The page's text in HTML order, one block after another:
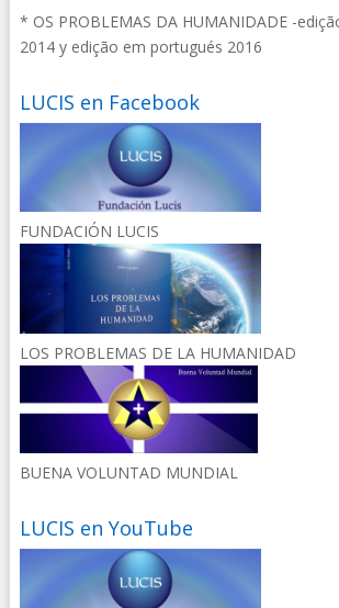
* OS PROBLEMAS DA HUMANIDADE -
2014 y edição em portugués 2016
LUCIS en Facebook
FUNDACIÓN LUCIS
LOS PROBLEMAS DE LA HUMANIDAD
BUENA VOLUNTAD MUNDIAL
LUCIS en YouTube